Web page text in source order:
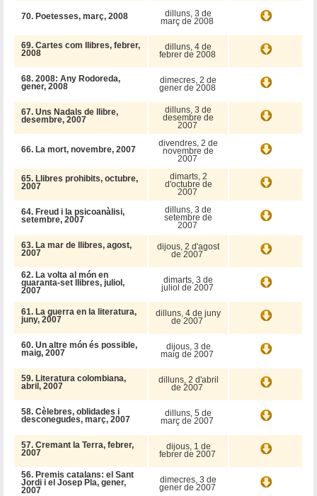
70. Poetesses, març, 2008 dilluns, 3 de
març de 2008
69. Cartes com llibres, febrer,
2008
dilluns, 4 de
febrer de 2008
68. 2008: Any Rodoreda,
gener, 2008
dimecres, 2 de
gener de 2008
67. Uns Nadals de llibre,
desembre, 2007
dilluns, 3 de
desembre de
2007
66. La mort, novembre, 2007
divendres, 2 de
novembre de
2007
65. Llibres prohibits, octubre,
2007
dimarts, 2
d'octubre de
2007
64. Freud i la psicoanàlisi,
setembre, 2007
dilluns, 3 de
setembre de
2007
63. La mar de llibres, agost,
2007
dijous, 2 d'agost
de 2007
62. La volta al món en
quaranta-set llibres, juliol,
2007
dimarts, 3 de
juliol de 2007
61. La guerra en la literatura,
juny, 2007
dilluns, 4 de juny
de 2007
60. Un altre món és possible,
maig, 2007
dijous, 3 de
maig de 2007
59. Literatura colombiana,
abril, 2007
dilluns, 2 d'abril
de 2007
58. Cèlebres, oblidades i
desconegudes, març, 2007
dilluns, 5 de
març de 2007
57. Cremant la Terra, febrer,
2007
dijous, 1 de
febrer de 2007
56. Premis catalans: el Sant
Jordi i el Josep Pla, gener,
2007
dimecres, 3 de
gener de 2007